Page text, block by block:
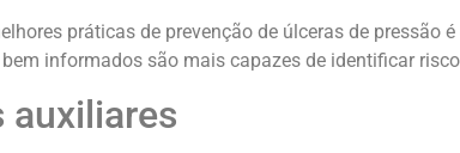
práticas de prevenção de úlceras de
informados são mais capazes de identificar
auxiliares